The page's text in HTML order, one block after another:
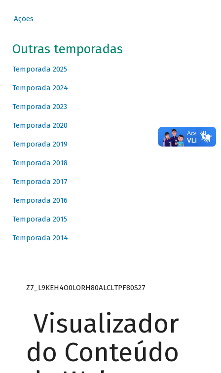
Ações
Outras temporadas
Temporada 2025
Temporada 2024
Temporada 2023
Temporada 2020
Temporada 2019
Temporada 2018
Temporada 2017
Temporada 2016
Temporada 2015
Temporada 2014
Z7_L9KEH4O0LORH80ALCLTPF80S27
Visualizador
do Conteúdo